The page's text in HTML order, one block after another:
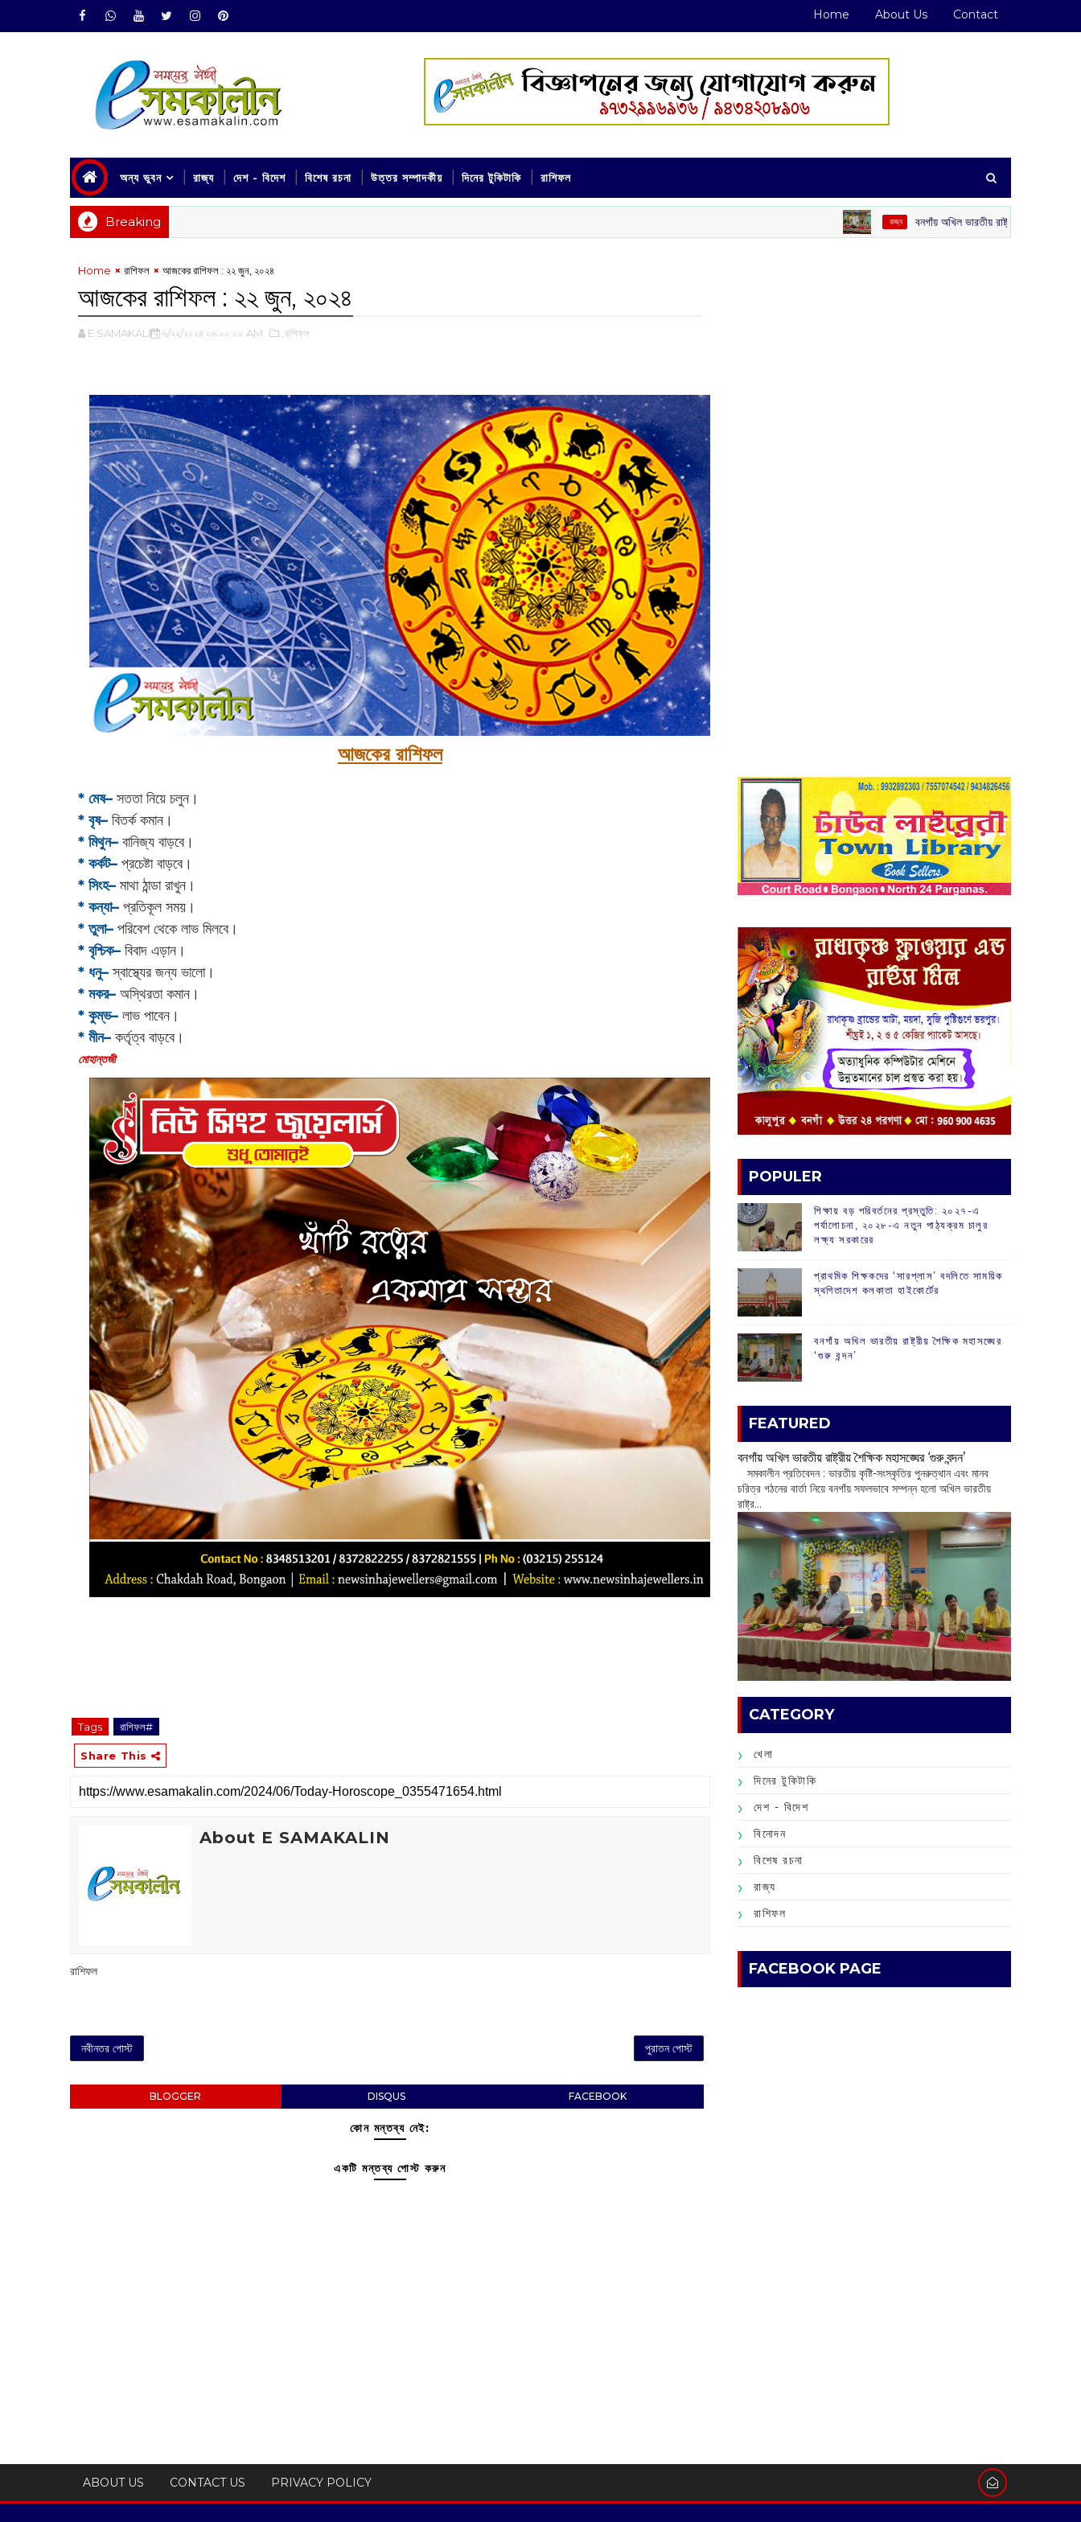
Home About Us Contact
অন্য ভুবন রাজ্য দেশ - বিদেশ বিশেষ রচনা উত্তর সম্পাদকীয় দিনের টুকিটাকি রাশিফল
Breaking ‌ রাজ্য বনগাঁয় অখিল ভারতীয় রাষ্ট্রীয় শৈক্ষিক মহাসঙ্ঘের ‘গুরু বন্দন’
Home রাশিফল আজকের রাশিফল : ২২ জুন, ২০২৪
আজকের রাশিফল : ২২ জুন, ২০২৪
E SAMAKALIN ৬/২২/২০২৪ ০৬:০০:০০ AM ,রাশিফল
আজকের রাশিফল
* মেষ– সততা নিয়ে চলুন।
* বৃষ– বিতর্ক কমান।
* মিথুন– বানিজ্য বাড়বে।
* কর্কট– প্রচেষ্টা বাড়বে।
* সিংহ– মাথা ঠান্ডা রাখুন।
* কন্যা– প্রতিকূল সময়।
* তুলা– পরিবেশ থেকে লাভ মিলবে।
* বৃশ্চিক– বিবাদ এড়ান।
* ধনু–স্বাস্থ্যের জন্য ভালো।
* মকর– অস্থিরতা কমান।‌
* কুম্ভ– লাভ পাবেন।
* মীন– কর্তৃত্ব বাড়বে।
‌মোহান্তজী‌‌‌‌‌‌‌‌‌‌‌‌‌‌‌‌‌
Tags রাশিফল#
Share This
About E SAMAKALIN
রাশিফল
নবীনতর পোস্ট পুরাতন পোস্ট
BLOGGER DISQUS FACEBOOK
কোন মন্তব্য নেই:
একটি মন্তব্য পোস্ট করুন
POPULER
শিক্ষায় বড় পরিবর্তনের প্রস্তুতি: ২০২৭-এ
পর্যালোচনা, ২০২৮-এ নতুন পাঠ্যক্রম চালুর
লক্ষ্য সরকারের
প্রাথমিক শিক্ষকদের ‘সারপ্লাস’ বদলিতে সাময়িক
স্থগিতাদেশ কলকাতা হাইকোর্টের
বনগাঁয় অখিল ভারতীয় রাষ্ট্রীয় শৈক্ষিক মহাসঙ্ঘের
‘গুরু বন্দন’
FEATURED
বনগাঁয় অখিল ভারতীয় রাষ্ট্রীয় শৈক্ষিক মহাসঙ্ঘের ‘গুরু বন্দন’
​ সমকালীন প্রতিবেদন : ভারতীয় কৃষ্টি-সংস্কৃতির পুনরুত্থান এবং মানব
চরিত্র গঠনের বার্তা নিয়ে বনগাঁয় সফলভাবে সম্পন্ন হলো অখিল ভারতীয়
রাষ্ট্র...
CATEGORY
খেলা
দিনের টুকিটাকি
দেশ - বিদেশ
বিনোদন
বিশেষ রচনা
রাজ্য
রাশিফল
FACEBOOK PAGE
ABOUT US CONTACT US PRIVACY POLICY